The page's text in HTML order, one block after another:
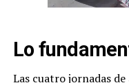
Lo
Las cuatro jornadas